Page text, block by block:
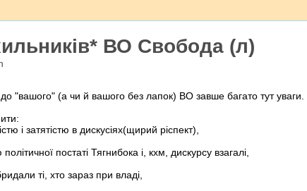
ВО Свобода (л)
"вашого" (а чи й вашого без лапок) ВО завше багато тут уваги.
і затятістю в дискусіях(щирий ріспект),
постаті Тягнибока і, кхм, дискурсу взагалі,
ті, хто зараз при владі,